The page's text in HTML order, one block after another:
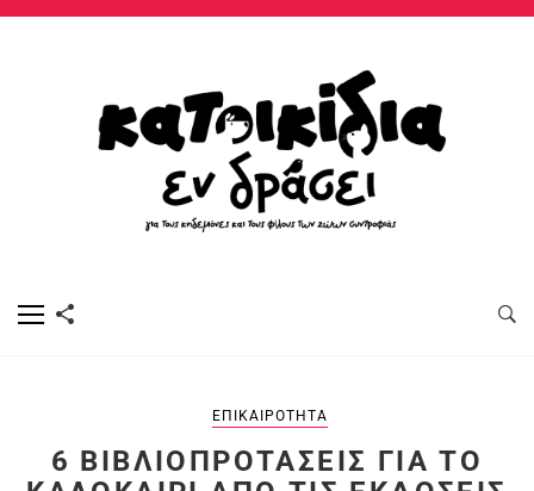
ΕΠΙΚΑΙΡΌΤΗΤΑ
6 ΒΙΒΛΙΟΠΡΟΤΆΣΕΙΣ ΓΙΑ ΤΟ